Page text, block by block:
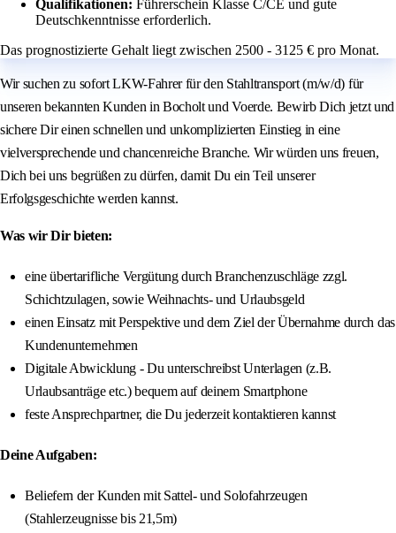
Qualifikationen: Führerschein Klasse C/CE und gute
Deutschkenntnisse erforderlich.
Das prognostizierte Gehalt liegt zwischen 2500 - 3125 € pro Monat.
Wir suchen zu sofort LKW-Fahrer für den Stahltransport (m/w/d) für
unseren bekannten Kunden in Bocholt und Voerde. Bewirb Dich jetzt und
sichere Dir einen schnellen und unkomplizierten Einstieg in eine
vielversprechende und chancenreiche Branche. Wir würden uns freuen,
Dich bei uns begrüßen zu dürfen, damit Du ein Teil unserer
Erfolgsgeschichte werden kannst.
Was wir Dir bieten:
eine übertarifliche Vergütung durch Branchenzuschläge zzgl.
Schichtzulagen, sowie Weihnachts- und Urlaubsgeld
einen Einsatz mit Perspektive und dem Ziel der Übernahme durch das
Kundenunternehmen
Digitale Abwicklung - Du unterschreibst Unterlagen (z.B.
Urlaubsanträge etc.) bequem auf deinem Smartphone
feste Ansprechpartner, die Du jederzeit kontaktieren kannst
Deine Aufgaben:
Beliefern der Kunden mit Sattel- und Solofahrzeugen
(Stahlerzeugnisse bis 21,5m)